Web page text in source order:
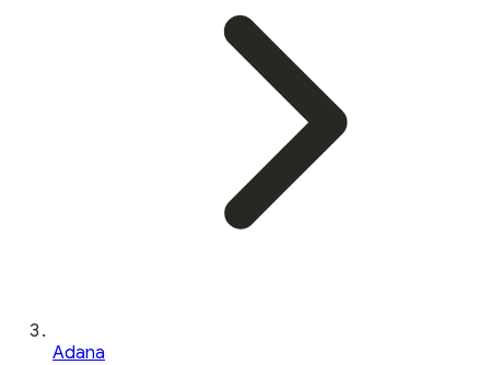
Adana